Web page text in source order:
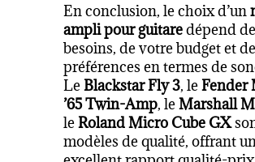
En conclusion, le choix d’un
ampli pour guitaredépend
besoins, de votre budget et
préférences en termes de
LeBlackstar Fly 3, leFender
’65 Twin-Amp, leMarshall
leRoland Micro Cube GX
modèles de qualité, offrant un